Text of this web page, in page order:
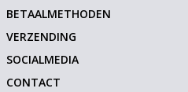
BETAALMETHODEN
VERZENDING
SOCIALMEDIA
CONTACT